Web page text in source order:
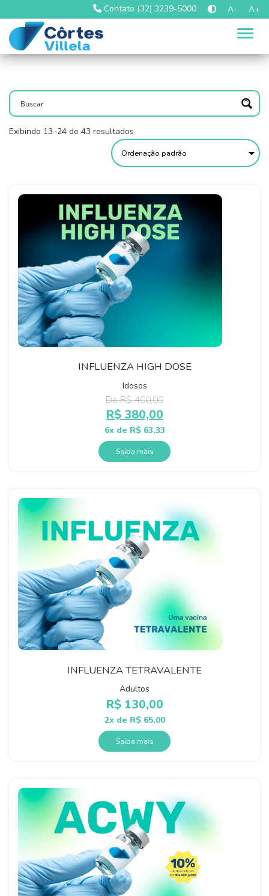
Contato (32) 3239-5000 A- A+
Exibindo 13–24 de 43 resultados
INFLUENZA HIGH DOSE
Idosos
R$400,00
O
preço
original
era:
R$380,00O
preço
atual
é:
6x de R$63,33
Saiba mais
INFLUENZA TETRAVALENTE
Adultos
R$130,00
2x de R$65,00
Saiba mais